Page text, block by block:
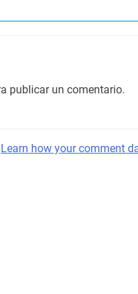
publicar un comentario.
Learn how your comment